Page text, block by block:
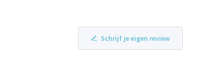
Schrijf je eigen review